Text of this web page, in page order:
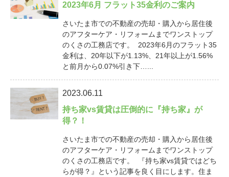
2023年6月 フラット35金利のご案内
さいたま市での不動産の売却・購入から居住後
のアフターケア・リフォームまでワンストップ
のくさの工務店です。 2023年6月のフラット35
金利は、20年以下が1.13%、21年以上が1.56%
と前月から0.07%引き下…...
2023.06.11
持ち家vs賃貸は圧倒的に『持ち家』が
得？！
さいたま市での不動産の売却・購入から居住後
のアフターケア・リフォームまでワンストップ
のくさの工務店です。 『持ち家vs賃貸ではどち
らが得？』という記事を良く目にします。住ま